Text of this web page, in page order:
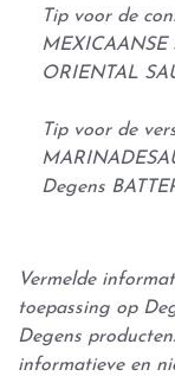
Tip voor de
MEXICAANSE
ORIENTAL
Tip voor de
Degens
Vermelde
toepassing op
Degens
informatieve en